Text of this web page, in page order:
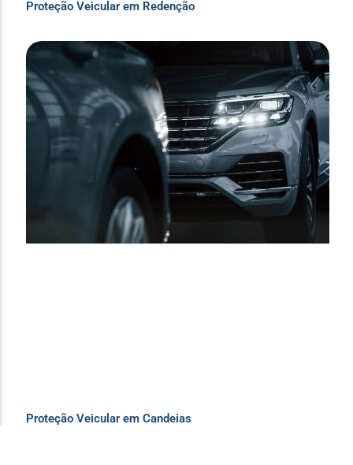
Proteção Veicular em Redenção
Proteção Veicular em Candeias